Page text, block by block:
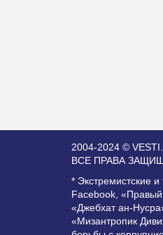
2004-2024 ©
ВСЕ ПРАВА
* Экстремистские
Facebook,
«Джебхат ан-
«Мизантропик